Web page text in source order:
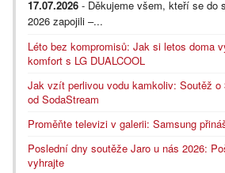
17.07.2026 - Děkujeme všem, kteří se do
2026 zapojili –...
Léto bez kompromisů: Jak si letos doma
komfort s LG DUALCOOL
Jak vzít perlivou vodu kamkoliv: Soutěž o
od SodaStream
Proměňte televizi v galerii: Samsung
Poslední dny soutěže Jaro u nás 2026:
vyhrajte